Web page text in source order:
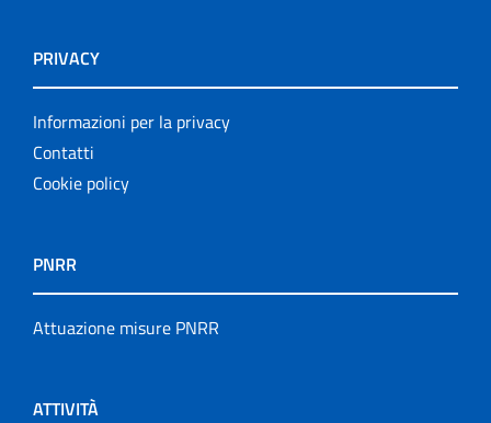
PRIVACY
Informazioni per la privacy
Contatti
Cookie policy
PNRR
Attuazione misure PNRR
ATTIVITÀ